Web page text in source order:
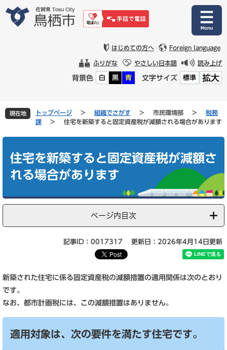
文
はじめての方へ Foreign language
ふりがな やさしい日本語 読み上げ
背景色 白 黒 青 文字サイズ 標準 拡大
現在地 トップページ > 組織でさがす > 市民環境部 >
税務
課
> 住宅を新築すると固定資産税が減額される場合があります
住宅を新築すると固定資産税が減額さ
れる場合があります
ページ内目次
記事ID：0017317 更新日：2026年4月14日更新
新築された住宅に係る固定資産税の減額措置の適用関係は次のとおり
です。
なお、都市計画税には、この減額措置はありません。
適用対象は、次の要件を満たす住宅です。